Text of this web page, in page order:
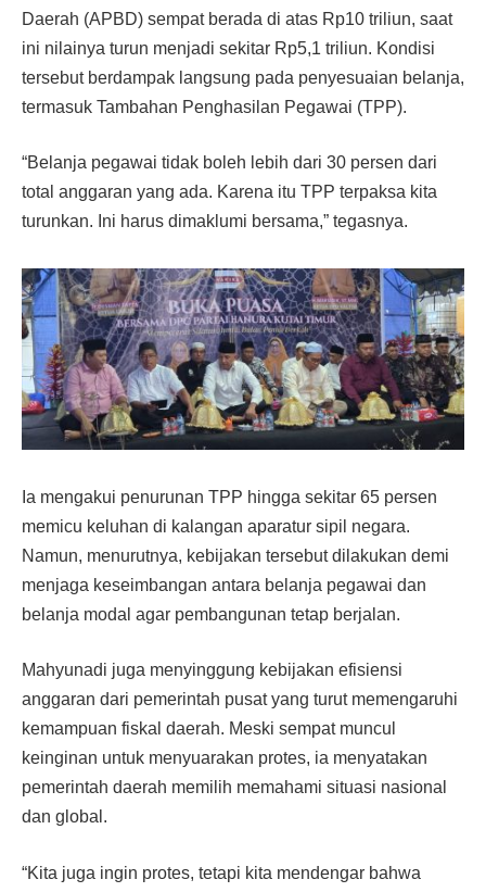
Daerah (APBD) sempat berada di atas Rp10 triliun, saat
ini nilainya turun menjadi sekitar Rp5,1 triliun. Kondisi
tersebut berdampak langsung pada penyesuaian belanja,
termasuk Tambahan Penghasilan Pegawai (TPP).
“Belanja pegawai tidak boleh lebih dari 30 persen dari
total anggaran yang ada. Karena itu TPP terpaksa kita
turunkan. Ini harus dimaklumi bersama,” tegasnya.
Ia mengakui penurunan TPP hingga sekitar 65 persen
memicu keluhan di kalangan aparatur sipil negara.
Namun, menurutnya, kebijakan tersebut dilakukan demi
menjaga keseimbangan antara belanja pegawai dan
belanja modal agar pembangunan tetap berjalan.
Mahyunadi juga menyinggung kebijakan efisiensi
anggaran dari pemerintah pusat yang turut memengaruhi
kemampuan fiskal daerah. Meski sempat muncul
keinginan untuk menyuarakan protes, ia menyatakan
pemerintah daerah memilih memahami situasi nasional
dan global.
“Kita juga ingin protes, tetapi kita mendengar bahwa